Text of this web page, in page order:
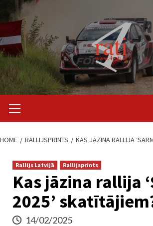
content
Menu
HOME RALLIJSPRINTS KAS JĀZINA RALLIJA
Rallijs Latvijā Rallijsprints
Kas jāzina rallija
2025’
14/02/2025